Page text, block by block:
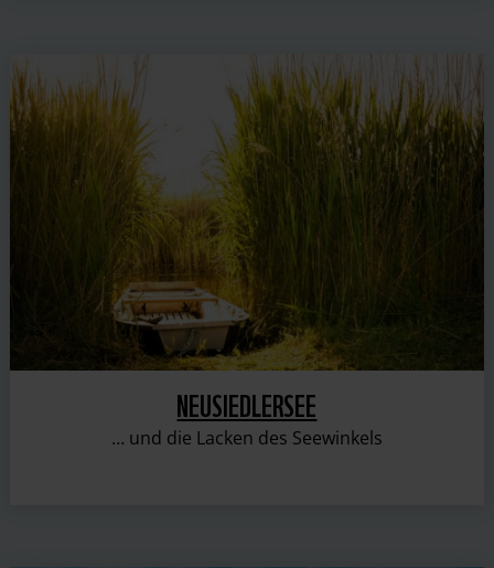
NEUSIEDLERSEE
… und die Lacken des Seewinkels